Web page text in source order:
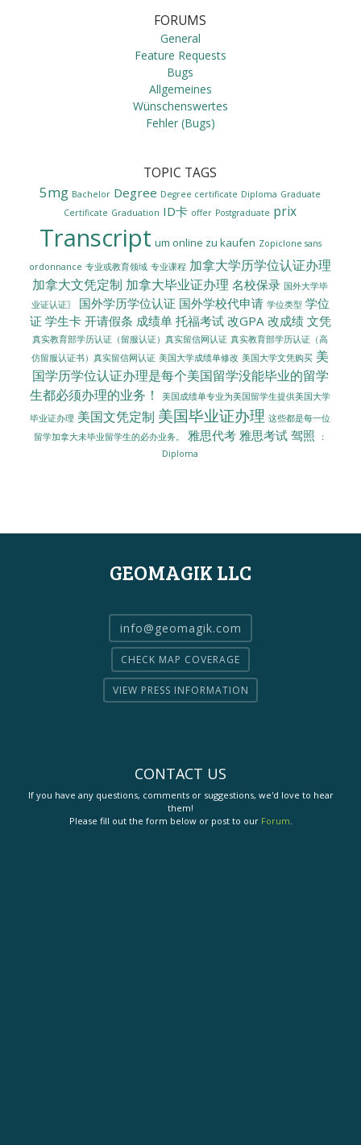
FORUMS
General
Feature Requests
Bugs
Allgemeines
Wünschenswertes
Fehler (Bugs)
TOPIC TAGS
5mg Bachelor Degree Degree certificate Diploma Graduate
Certificate Graduation ID卡 offer Postgraduate prix
Transcript um online zu kaufen Zopiclone sans
ordonnance 专业或教育领域 专业课程 加拿大学历学位认证办理
加拿大文凭定制 加拿大毕业证办理 名校保录 国外大学毕
业证认证〗
国外学历学位认证 国外学校代申请 学位类型 学位
证 学生卡 开请假条 成绩单 托福考试 改GPA 改成绩 文凭
真实教育部学历认证（留服认证）真实留信网认证 真实教育部学历认证（高
仿留服认证书）真实留信网认证 美国大学成绩单修改 美国大学文凭购买 美
国学历学位认证办理是每个美国留学没能毕业的留学
生都必须办理的业务！
美国成绩单专业为美国留学生提供美国大学
毕业证办理 美国文凭定制 美国毕业证办理 这些都是每一位
留学加拿大未毕业留学生的必办业务。
雅思代考 雅思考试 驾照
：
Diploma
GEOMAGIK LLC
info@geomagik.com
CHECK MAP COVERAGE
VIEW PRESS INFORMATION
CONTACT US
If you have any questions, comments or suggestions, we'd love to hear
them!
Please fill out the form below or post to our Forum